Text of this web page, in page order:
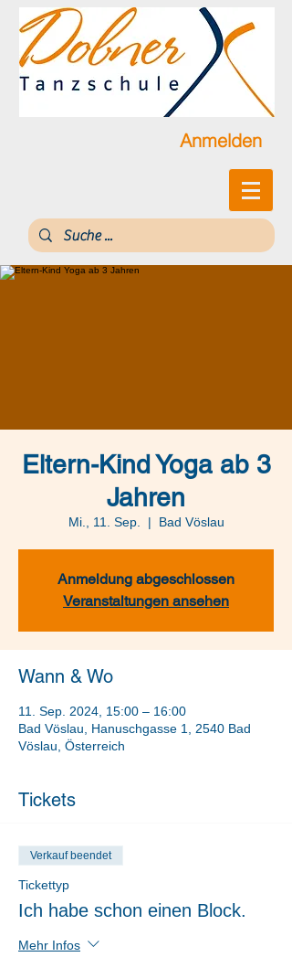
Anmelden
Eltern-Kind Yoga ab 3
Jahren
Mi., 11. Sep.
  |
Bad Vöslau
Anmeldung abgeschlossen
Veranstaltungen ansehen
Wann & Wo
11. Sep. 2024, 15:00 – 16:00
Bad Vöslau, Hanuschgasse 1, 2540 Bad
Vöslau, Österreich
Tickets
Verkauf beendet
Tickettyp
Ich habe schon einen Block.
Mehr Infos